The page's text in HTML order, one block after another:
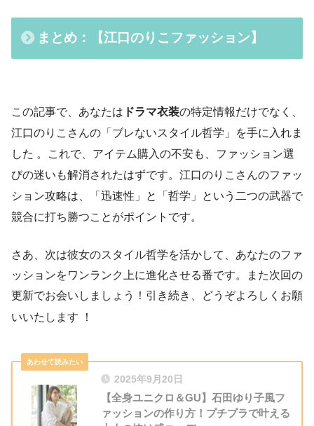
まとめ：【江口のりこファッション】
この記事で、あなたは ドラマ衣装の特定情報だけでなく、
江口のりこさんの「ブレないスタイル哲学」を手に入れま
した 。これで、アイテム購入の不安も、ファッション選
びの迷いも解消されたはずです。江口のりこさんのファッ
ション攻略は、「迅速性」と「哲学」という二つの武器で
競合に打ち勝つことがポイントです。
さあ、次は彼女のスタイル哲学を活かして、あなたのファ
ッションをワンランク上に進化させる番です。また次回の
更新でお会いしましょう！引き続き、どうぞよろしくお願
いいたします
！
2025年9月20日
【全身ユニクロ＆GU】石田ゆり子風フ
ァッションの作り方！プチプラで叶える